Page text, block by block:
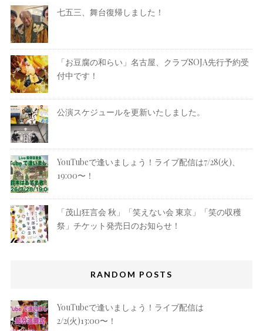
七五三、舞台復帰しました！
「お豆腐の和らい」名古屋、クラブSOJA先行予約受
付中です！
公演スケジュールを更新いたしました。
YouTubeで逢いましょう！ライブ配信は7/28(火)、
19:00〜！
「茂山狂言会 秋」「笑えない会 東京」「笑の収穫
祭」チケット発売日のお知らせ！
RANDOM POSTS
YouTubeで逢いましょう！ライブ配信は
2/2(火)13:00〜！